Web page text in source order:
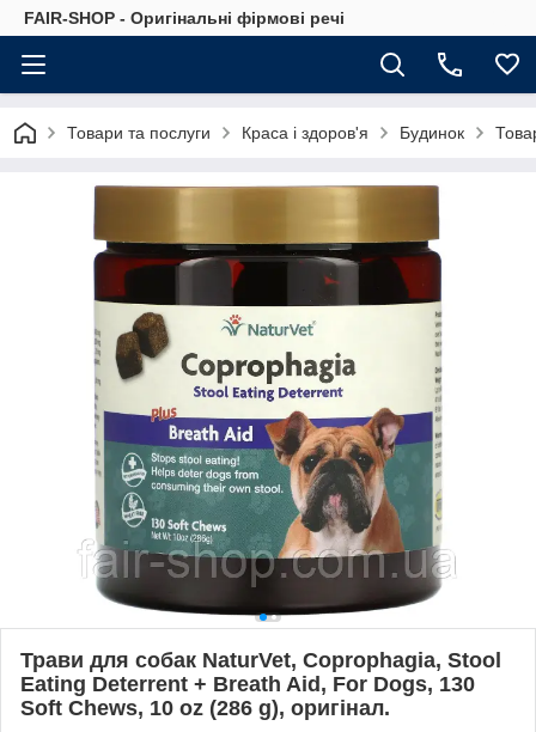
FAIR-SHOP - Оригінальні фірмові речі
Товари та послуги Краса і здоров'я Будинок
Трави для собак NaturVet, Coprophagia, Stool
Eating Deterrent + Breath Aid, For Dogs, 130
Soft Chews, 10 oz (286 g), оригінал.